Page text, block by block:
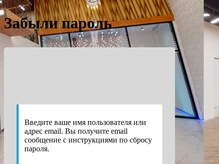
Забыли пароль
https://
Введите ваше имя пользователя или
адрес email. Вы получите email
сообщение с инструкциями по сбросу
пароля.